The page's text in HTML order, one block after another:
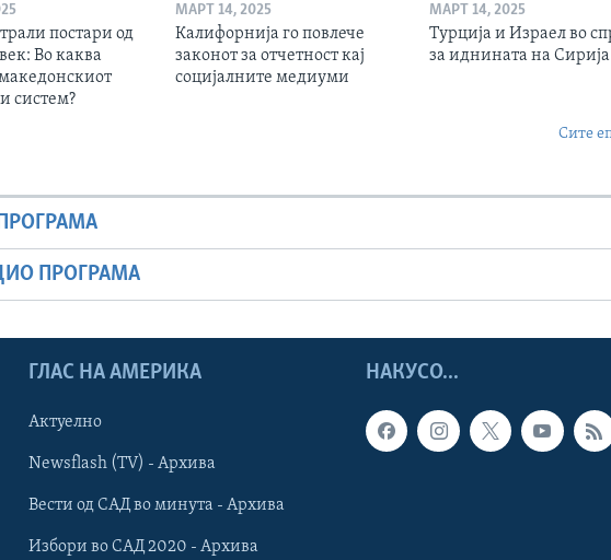
постари од
Во каква
македонскиот
систем?
МАРТ 14, 2025
Калифорнија го повлече
законот за отчетност кај
социјалните медиуми
МАРТ 14, 2025
Турција и Израел во
за иднината на Сирија
Сите
ПРОГРАМА
НАКУСО...
ГЛАС НА АМЕРИКА
Актуелно
Newsflash (TV) - Архива
Вести од САД во минута - Архива
Избори во САД 2020 - Архива